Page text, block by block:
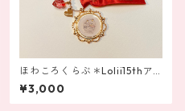
ほわころくらぶ＊Lolii15thア
ニバーサリー ゴージャスなバ
ッグチャーム
¥3,000